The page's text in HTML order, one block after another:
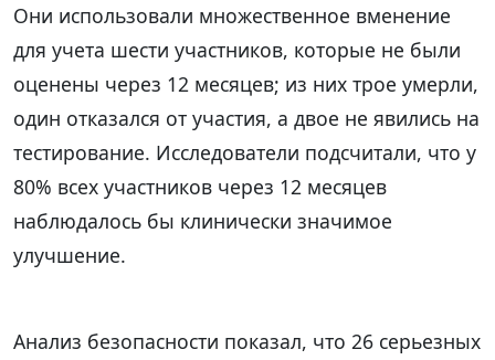
Они использовали множественное вменение
для учета шести участников, которые не были
оценены через 12 месяцев; из них трое умерли,
один отказался от участия, а двое не явились на
тестирование. Исследователи подсчитали, что у
80% всех участников через 12 месяцев
наблюдалось бы клинически значимое
улучшение.
Анализ безопасности показал, что 26 серьезных